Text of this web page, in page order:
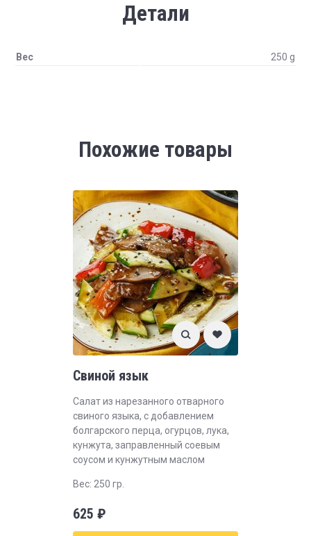
Детали
Вес 250 g
Похожие товары
Свиной язык
Салат из нарезанного отварного
свиного языка, с добавлением
болгарского перца, огурцов, лука,
кунжута, заправленный соевым
соусом и кунжутным маслом
Вес: 250 гр.
625 ₽